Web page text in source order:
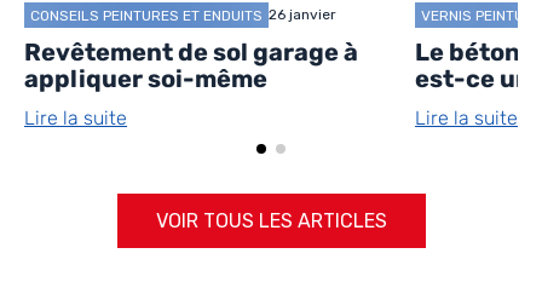
CONSEILS PEINTURES ET ENDUITS 26 janvier
Revêtement de sol garage à
appliquer soi-même
Lire la suite
VERNIS PEINTURE
Le béton
est-ce
Lire la suite
VOIR TOUS LES ARTICLES